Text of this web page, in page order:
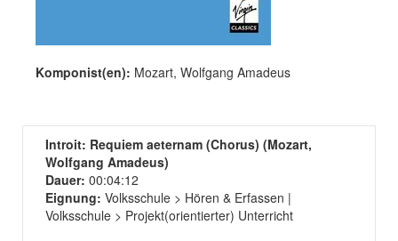
Komponist(en): Mozart, Wolfgang Amadeus
Introit: Requiem aeternam (Chorus) (Mozart,
Wolfgang Amadeus)
Dauer: 00:04:12
Eignung: Volksschule > Hören & Erfassen |
Volksschule > Projekt(orientierter) Unterricht